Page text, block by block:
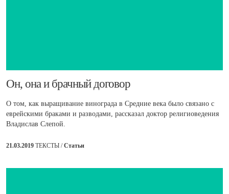
​Он, она и брачный договор
О том, как выращивание винограда в Средние века было связано с
еврейскими браками и разводами, рассказал доктор религиоведения
Владислав Слепой.
21.03.2019 ТЕКСТЫ /Статьи